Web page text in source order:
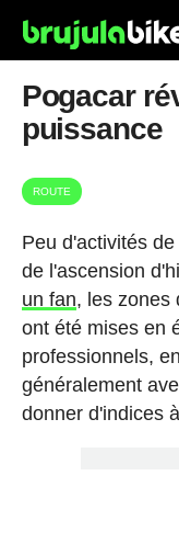
Pogacar
puissance
ROUTE
Peu d'activités
de l'ascension
un fan, les zones
ont été mises en
professionnels,
généralement
donner d'indices